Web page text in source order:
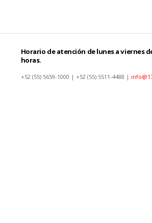
Horario de atención de lunes a viernes
horas.
+52 (55) 5659-1000 | +52 (55) 5511-4488 |